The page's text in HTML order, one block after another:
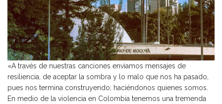
«A través de nuestras canciones enviamos mensajes de
resiliencia, de aceptar la sombra y lo malo que nos ha pasado,
pues nos termina construyendo; haciéndonos quienes somos.
En medio de la violencia en Colombia tenemos una tremenda